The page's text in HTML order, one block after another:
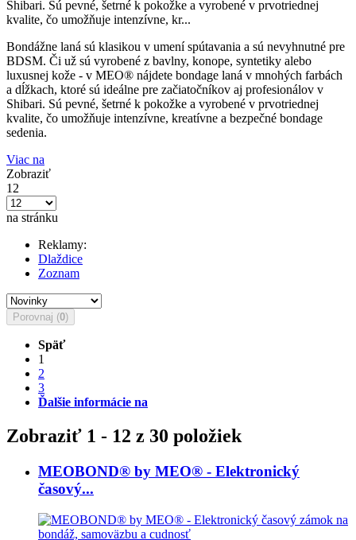
Shibari. Sú pevné, šetrné k pokožke a vyrobené v prvotriednej
kvalite, čo umožňuje intenzívne, kr...
Bondážne laná sú klasikou v umení spútavania a sú nevyhnutné pre
BDSM. Či už sú vyrobené z bavlny, konope, syntetiky alebo
luxusnej kože - v MEO® nájdete bondage laná v mnohých farbách
a dĺžkach, ktoré sú ideálne pre začiatočníkov aj profesionálov v
Shibari. Sú pevné, šetrné k pokožke a vyrobené v prvotriednej
kvalite, čo umožňuje intenzívne, kreatívne a bezpečné bondage
sedenia.
Viac na
Zobraziť
12
na stránku
Reklamy:
Dlaždice
Zoznam
Porovnaj (0)
Späť
1
2
3
Ďalšie informácie na
Zobraziť 1 - 12 z 30 položiek
MEOBOND® by MEO® - Elektronický
časový...